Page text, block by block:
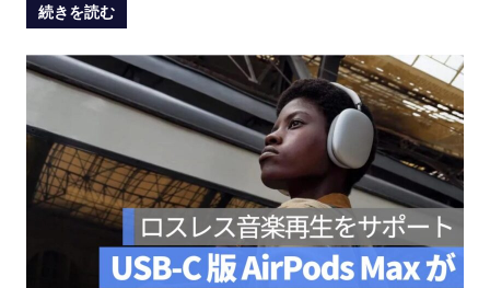
続きを読む